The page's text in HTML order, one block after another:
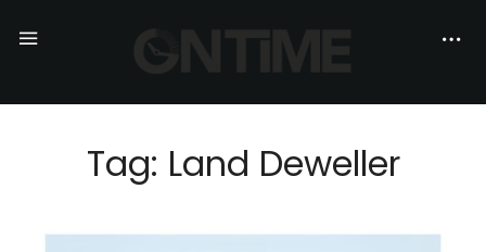
Tag: Land Deweller